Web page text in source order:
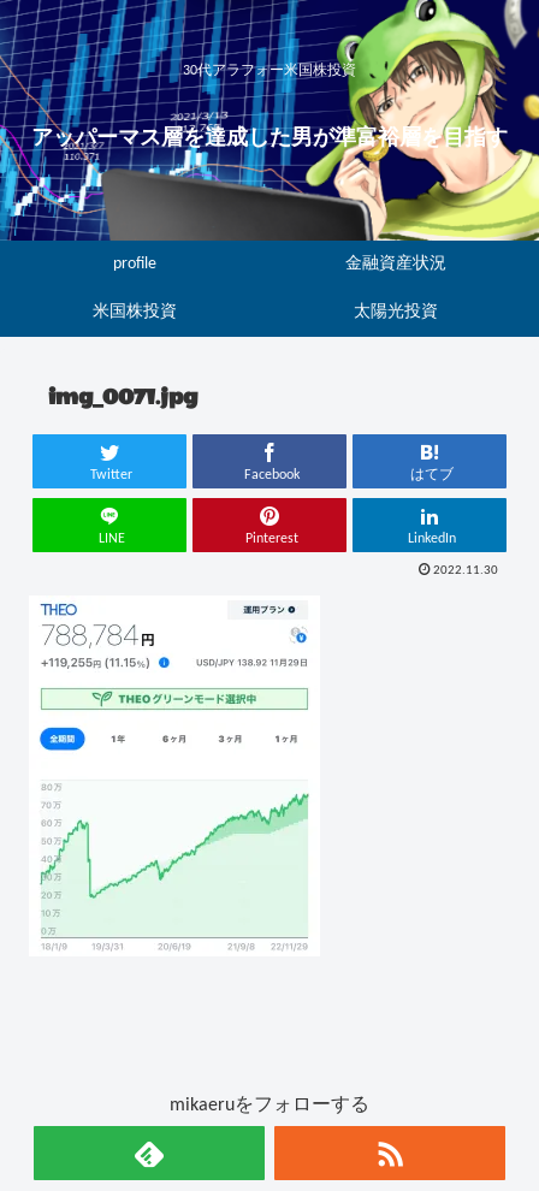
30代アラフォー米国株投資
アッパーマス層を達成した男が準富裕層を目指す
profile 金融資産状況
米国株投資 太陽光投資
img_0071.jpg
Twitter Facebook はてブ
LINE Pinterest LinkedIn
2022.11.30
mikaeruをフォローする